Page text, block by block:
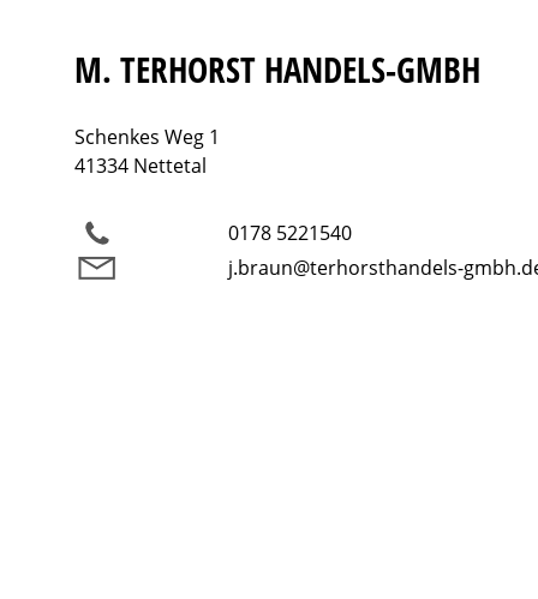
M. TERHORST HANDELS-GMBH
Schenkes Weg 1
41334 Nettetal
0178 5221540
j.braun@terhorsthandels-